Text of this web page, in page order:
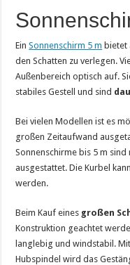
EinSonnenschirm 5 m bietet
den Schatten zu verlegen.
Außenbereich optisch auf.
stabiles Gestell und sind
Bei vielen Modellen ist es
großen Zeitaufwand
Sonnenschirme bis 5 m
ausgestattet. Die Kurbel
werden.
Beim Kauf eines großen
Konstruktion geachtet
langlebig und windstabil.
Hubspindel wird das